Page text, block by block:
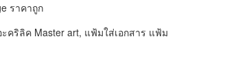
ราคาถูก
คริลิค Master art, แฟ้มใส่เอกสาร แฟ้ม